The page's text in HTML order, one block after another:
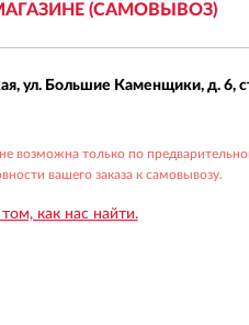
(САМОВЫВОЗ)
ул. Большие Каменщики, д. 6,
возможна только по
вашего заказа к самовывозу.
как нас найти.